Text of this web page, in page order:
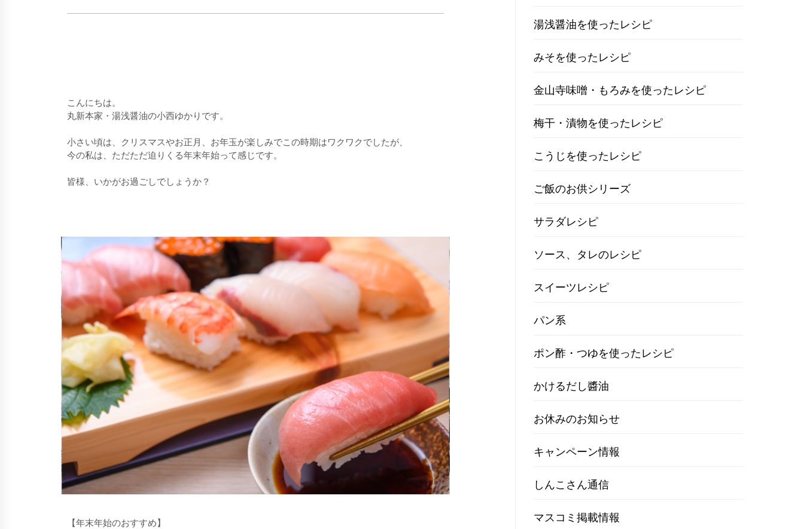
こんにちは。
丸新本家・湯浅醤油の小西ゆかりです。
小さい頃は、クリスマスやお正月、お年玉が楽しみでこの時期はワクワクでしたが、
今の私は、ただただ迫りくる年末年始って感じです。
皆様、いかがお過ごしでしょうか？
【年末年始のおすすめ】
湯浅醤油を使ったレシピ
みそを使ったレシピ
金山寺味噌・もろみを使ったレシピ
梅干・漬物を使ったレシピ
こうじを使ったレシピ
ご飯のお供シリーズ
サラダレシピ
ソース、タレのレシピ
スイーツレシピ
パン系
ポン酢・つゆを使ったレシピ
かけるだし醬油
お休みのお知らせ
キャンペーン情報
しんこさん通信
マスコミ掲載情報